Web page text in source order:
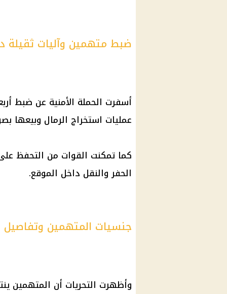
ضبط متهمين وآليات ثقيلة
أسفرت الحملة الأمنية عن ضبط
عمليات استخراج الرمال وبيعها
كما تمكنت القوات من التحفظ
الحفر والنقل داخل الموقع.
جنسيات المتهمين وتفاصيل
وأظهرت التحريات أن المتهمين